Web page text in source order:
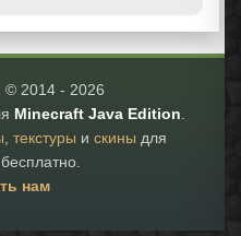
© 2014 - 2026
Minecraft Java Edition
текстуры и скины для
нам